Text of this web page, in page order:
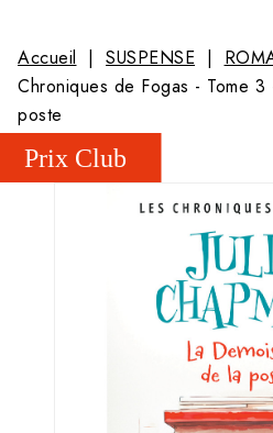
Accueil SUSPENSE
Chroniques de Fogas - Tome
poste